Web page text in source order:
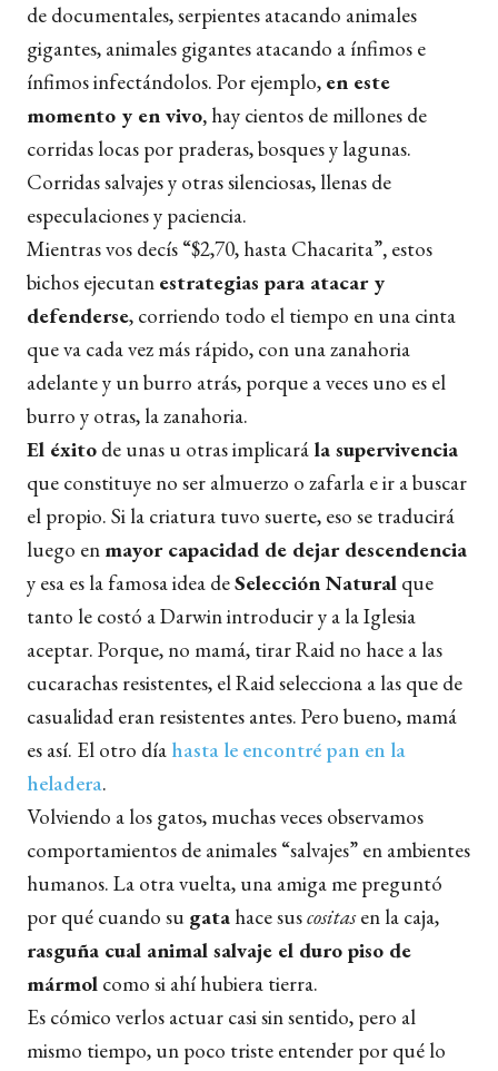
de documentales, serpientes atacando animales
gigantes, animales gigantes atacando a ínfimos e
ínfimos infectándolos. Por ejemplo, en este
momento y en vivo, hay cientos de millones de
corridas locas por praderas, bosques y lagunas.
Corridas salvajes y otras silenciosas, llenas de
especulaciones y paciencia.
Mientras vos decís “$2,70, hasta Chacarita”, estos
bichos ejecutan estrategias para atacar y
defenderse, corriendo todo el tiempo en una cinta
que va cada vez más rápido, con una zanahoria
adelante y un burro atrás, porque a veces uno es el
burro y otras, la zanahoria.
El éxito de unas u otras implicará la supervivencia
que constituye no ser almuerzo o zafarla e ir a buscar
el propio. Si la criatura tuvo suerte, eso se traducirá
luego en mayor capacidad de dejar descendencia
y esa es la famosa idea deSelección Natural que
tanto le costó a Darwin introducir y a la Iglesia
aceptar. Porque, no mamá, tirar Raid no hace a las
cucarachas resistentes, el Raid selecciona a las que de
casualidad eran resistentes antes. Pero bueno, mamá
es así. El otro día hasta le encontré pan en la
heladera.
Volviendo a los gatos, muchas veces observamos
comportamientos de animales “salvajes” en ambientes
humanos. La otra vuelta, una amiga me preguntó
por qué cuando su gata hace suscositasen la caja,
rasguña cual animal salvaje el duro piso de
mármol como si ahí hubiera tierra.
Es cómico verlos actuar casi sin sentido, pero al
mismo tiempo, un poco triste entender por qué lo